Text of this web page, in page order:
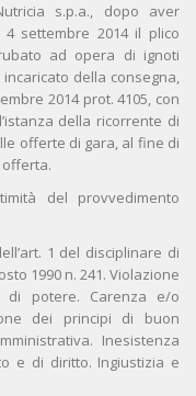
s.p.a., dopo aver
settembre 2014 il plico
ad opera di ignoti
della consegna,
2014 prot. 4105, con
della ricorrente di
offerte di gara, al fine di
del provvedimento
1 del disciplinare di
1990 n. 241. Violazione
di potere. Carenza e/o
dei principi di buon
Inesistenza
e di diritto. Ingiustizia e